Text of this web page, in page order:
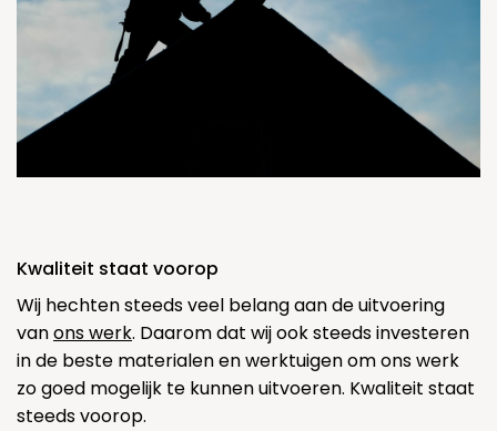
Kwaliteit staat voorop
Wij hechten steeds veel belang aan de uitvoering
vanons werk. Daarom dat wij ook steeds investeren
in de beste materialen en werktuigen om ons werk
zo goed mogelijk te kunnen uitvoeren. Kwaliteit staat
steeds voorop.